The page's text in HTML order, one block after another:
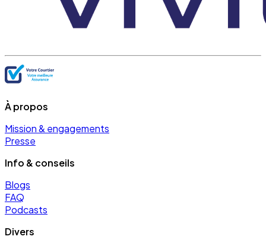
À propos
Mission & engagements
Presse
Info & conseils
Blogs
FAQ
Podcasts
Divers